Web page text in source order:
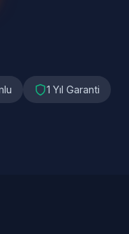
1 Yıl Garanti